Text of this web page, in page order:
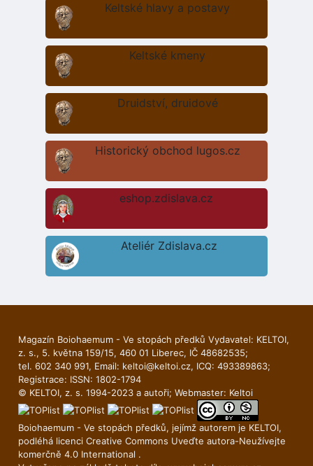
Keltské hlavy a postavy
Keltské kmeny
Druidství, druidové
Historický obchod lugos.cz
eshop.zdislava.cz
Ateliér Zdislava.cz
Magazín Boiohaemum - Ve stopách předků Vydavatel: KELTOI,
z. s., 5. května 159/15, 460 01 Liberec, IČ 48682535;
tel. 602 340 991, Email: keltoi@keltoi.cz, ICQ: 493389863;
Registrace: ISSN: 1802-1794
© KELTOI, z. s. 1994-2023 a autoři; Webmaster: Keltoi
Boiohaemum - Ve stopách předků, jejímž autorem je KELTOI,
podléhá licenci Creative Commons Uveďte autora-Neuží­vejte
komerčně 4.0 International .